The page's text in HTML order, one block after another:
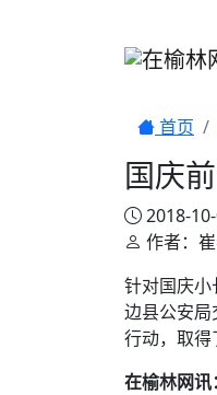
首页
国庆
2018-
作者：
针对国庆
边县公安
行动，取得
在榆林网讯